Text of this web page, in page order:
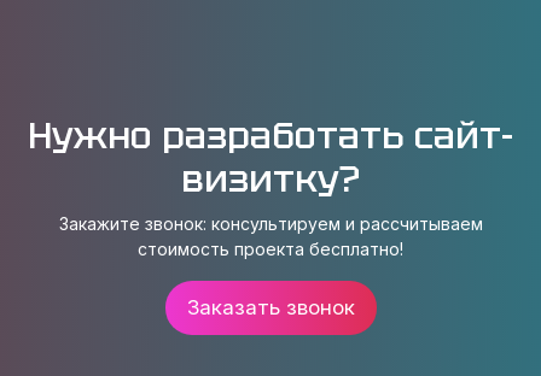
Нужно разработать cайт-
визитку?
Закажите звонок: консультируем и рассчитываем
стоимость проекта бесплатно!
Заказать звонок